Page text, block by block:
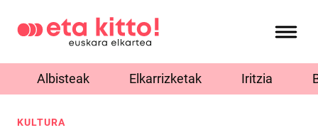
Albisteak Elkarrizketak Iritzia
KULTURA